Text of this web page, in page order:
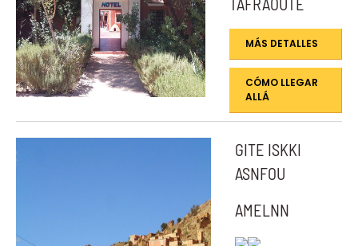
MÁS DETALLES
CÓMO LLEGAR
ALLÁ
GITE ISKKI
ASNFOU
AMELNN